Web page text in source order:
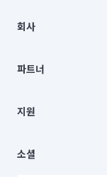
00019 |
주소 | 본사: 서울특별
컨택센터 : 서울특별
상품, 상품정보, 거래에
언론 보도 관련 문의:
© 유한회사 미소.
회사
채용
파트너
이사
지원
이용약관
소셜